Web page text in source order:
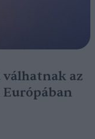
válhatnak az